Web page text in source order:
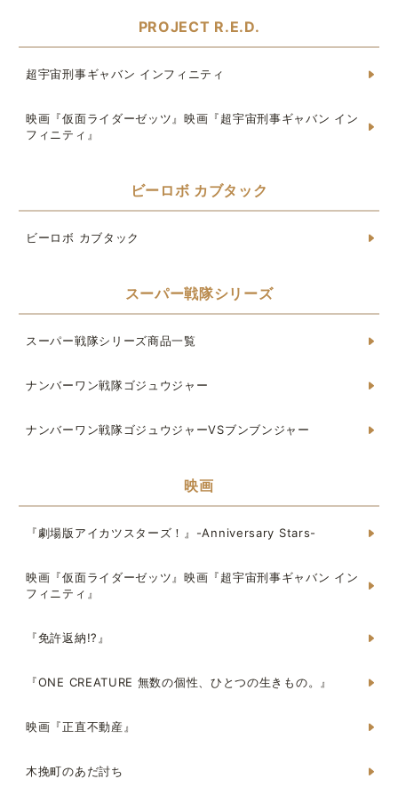
PROJECT R.E.D.
超宇宙刑事ギャバン インフィニティ
映画『仮面ライダーゼッツ』映画『超宇宙刑事ギャバン イン
フィニティ』
ビーロボ カブタック
ビーロボ カブタック
スーパー戦隊シリーズ
スーパー戦隊シリーズ商品一覧
ナンバーワン戦隊ゴジュウジャー
ナンバーワン戦隊ゴジュウジャーVSブンブンジャー
映画
『劇場版アイカツスターズ！』-Anniversary Stars-
映画『仮面ライダーゼッツ』映画『超宇宙刑事ギャバン イン
フィニティ』
『免許返納!?』
『ONE CREATURE 無数の個性、ひとつの生きもの。』
映画『正直不動産』
木挽町のあだ討ち